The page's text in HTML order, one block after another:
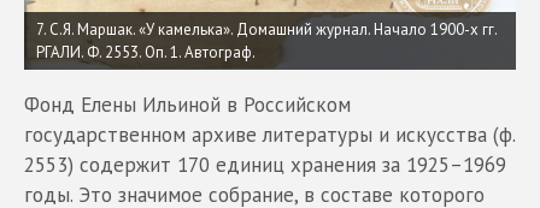
7. С.Я. Маршак. «У камелька». Домашний журнал. Начало 1900-х гг.
РГАЛИ. Ф. 2553. Оп. 1. Автограф.
Фонд Елены Ильиной в Российском
государственном архиве литературы и искусства (ф.
2553) содержит 170 единиц хранения за 1925–1969
годы. Это значимое собрание, в составе которого